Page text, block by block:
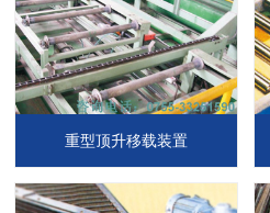
重型顶升移载装置